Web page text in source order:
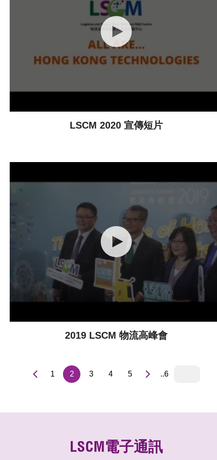
LSCM 2020 宣傳短片
2019 LSCM 物流高峰會
1 2 3 4 5 ..6
LSCM電子通訊